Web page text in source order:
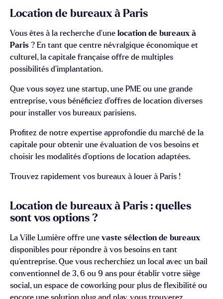
Location de bureaux à Paris
Vous êtes à la recherche d’une location de bureaux à
Paris ? En tant que centre névralgique économique et
culturel, la capitale française offre de multiples
possibilités d’implantation.
Que vous soyez une startup, une PME ou une grande
entreprise, vous bénéficiez d’offres de location diverses
pour installer vos bureaux parisiens.
Profitez de notre expertise approfondie du marché de la
capitale pour obtenir une évaluation de vos besoins et
choisir les modalités d’options de location adaptées.
Trouvez rapidement vos bureaux à louer à Paris !
Location de bureaux à Paris : quelles
sont vos options ?
La Ville Lumière offre une vaste sélection de bureaux
disponibles pour répondre à vos besoins en tant
qu’entreprise. Que vous recherchiez un local avec un bail
conventionnel de 3, 6 ou 9 ans pour établir votre siège
social, un espace de coworking pour plus de flexibilité ou